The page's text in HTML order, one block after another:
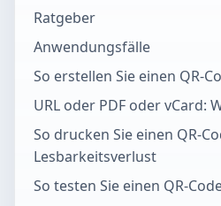
Ratgeber
Anwendungsfälle
So erstellen Sie einen QR-
URL oder PDF oder vCard:
So drucken Sie einen QR-
Lesbarkeitsverlust
So testen Sie einen QR-